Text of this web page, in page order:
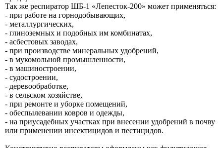
Так же респиратор ШБ-1 «Лепесток-200» может применяться:
- при работе на горнодобывающих,
- металлургических,
- глиноземных и подобных им комбинатах,
- асбестовых заводах,
- при производстве минеральных удобрений,
- в мукомольной промышленности,
- в машиностроении,
- судостроении,
- деревообработке,
- в сельском хозяйстве,
- при ремонте и уборке помещений,
- обеспылевании ковров и одежды,
- на приусадебных участках при внесении удобрений в почву
или применении инсектицидов и пестицидов.